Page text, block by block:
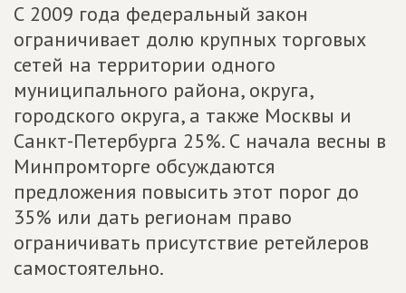
С 2009 года федеральный закон
ограничивает долю крупных торговых
сетей на территории одного
муниципального района, округа,
городского округа, а также Москвы и
Санкт-Петербурга 25%. С начала весны в
Минпромторге обсуждаются
предложения повысить этот порог до
35% или дать регионам право
ограничивать присутствие ретейлеров
самостоятельно.